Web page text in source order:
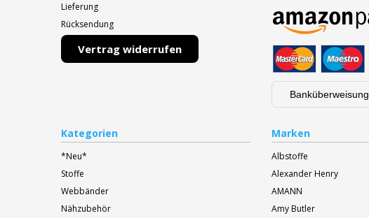
Lieferung
Rücksendung
Vertrag widerrufen
Banküberweisung
Kategorien
*Neu*
Stoffe
Webbänder
Nähzubehör
Marken
Albstoffe
Alexander Henry
AMANN
Amy Butler